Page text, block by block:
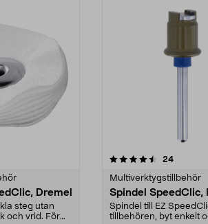
Dremel
steg utan
och vrid. För
24
Multiverktygstillbehör
Spindel SpeedClic,
Spindel till EZ
tillbehören, byt enkelt